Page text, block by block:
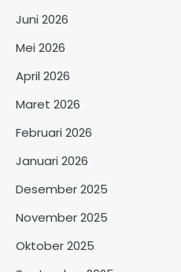
Juni 2026
Mei 2026
April 2026
Maret 2026
Februari 2026
Januari 2026
Desember 2025
November 2025
Oktober 2025